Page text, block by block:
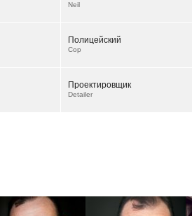
Neil
Полицейский
Cop
Проектировщик
Detailer